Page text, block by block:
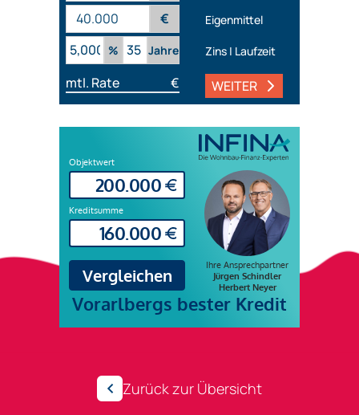
€
Eigenmittel
%
Jahre Zins | Laufzeit
mtl. Rate € WEITER
Zurück zur Übersicht